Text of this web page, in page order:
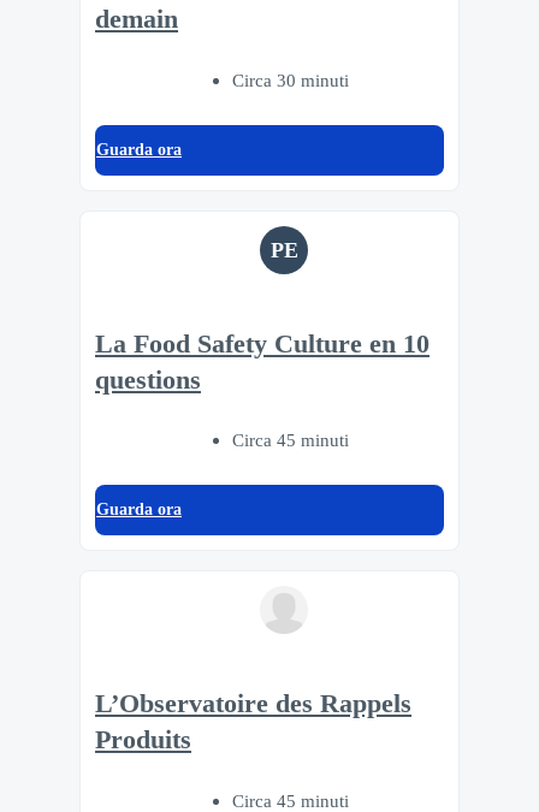
demain
Circa 30 minuti
Guarda ora
PE
La Food Safety Culture en 10
questions
Circa 45 minuti
Guarda ora
L’Observatoire des Rappels
Produits
Circa 45 minuti